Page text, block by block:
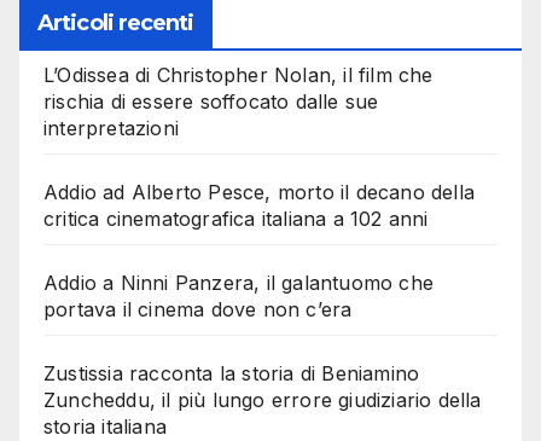
Articoli recenti
L’Odissea di Christopher Nolan, il film che
rischia di essere soffocato dalle sue
interpretazioni
Addio ad Alberto Pesce, morto il decano della
critica cinematografica italiana a 102 anni
Addio a Ninni Panzera, il galantuomo che
portava il cinema dove non c’era
Zustissia racconta la storia di Beniamino
Zuncheddu, il più lungo errore giudiziario della
storia italiana